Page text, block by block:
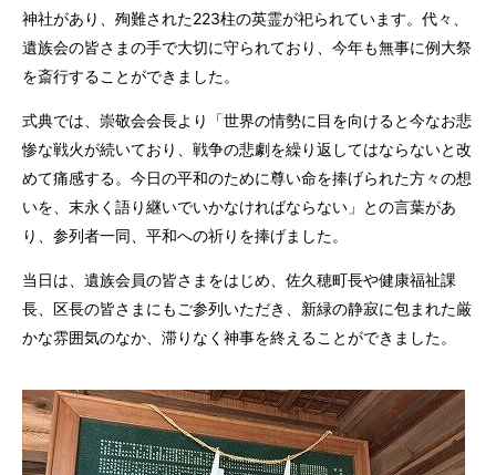
神社があり、殉難された223柱の英霊が祀られています。代々、
遺族会の皆さまの手で大切に守られており、今年も無事に例大祭
を斎行することができました。
式典では、崇敬会会長より「世界の情勢に目を向けると今なお悲
惨な戦火が続いており、戦争の悲劇を繰り返してはならないと改
めて痛感する。今日の平和のために尊い命を捧げられた方々の想
いを、末永く語り継いでいかなければならない」との言葉があ
り、参列者一同、平和への祈りを捧げました。
当日は、遺族会員の皆さまをはじめ、佐久穂町長や健康福祉課
長、区長の皆さまにもご参列いただき、新緑の静寂に包まれた厳
かな雰囲気のなか、滞りなく神事を終えることができました。